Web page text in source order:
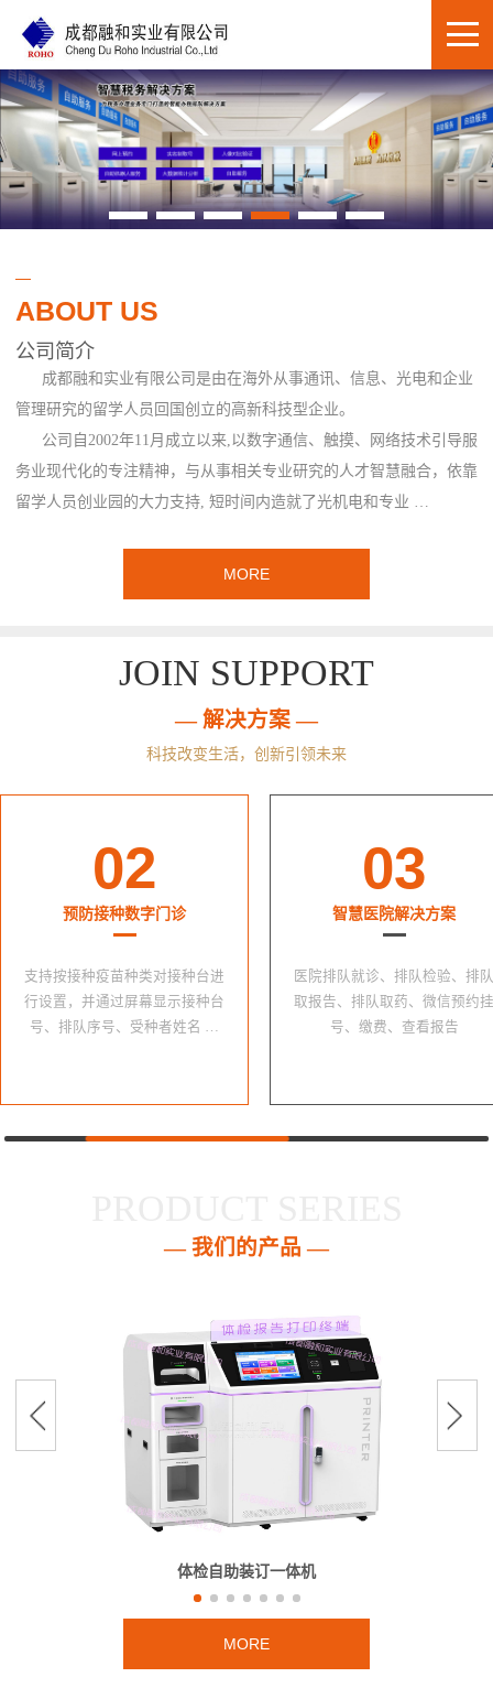
ABOUT US
公司简介
成都融和实业有限公司是由在海外从事通讯、信息、光电和企业
管理研究的留学人员回国创立的高新科技型企业。
公司自2002年11月成立以来,以数字通信、触摸、网络技术引导服
务业现代化的专注精神，与从事相关专业研究的人才智慧融合，依靠
留学人员创业园的大力支持, 短时间内造就了光机电和专业 …
MORE
JOIN SUPPORT
— 解决方案 —
科技改变生活，创新引领未来
02
预防接种数字门诊
支持按接种疫苗种类对接种台进
行设置，并通过屏幕显示接种台
号、排队序号、受种者姓名 …
03
智慧医院解决方案
医院排队就诊、排队检验、排队
取报告、排队取药、微信预约挂
号、缴费、查看报告
— 我们的产品 —
体检自助装订一体机
MORE